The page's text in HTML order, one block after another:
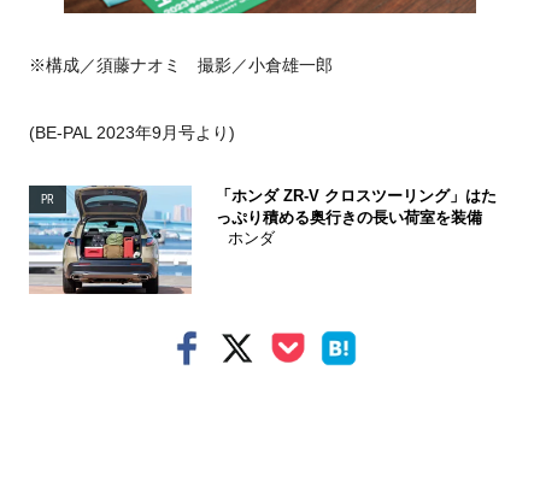
※構成／須藤ナオミ 撮影／小倉雄一郎
(BE-PAL 2023年9月号より)
PR
「ホンダ ZR-V クロスツーリング」はた
っぷり積める奥行きの長い荷室を装備
ホンダ